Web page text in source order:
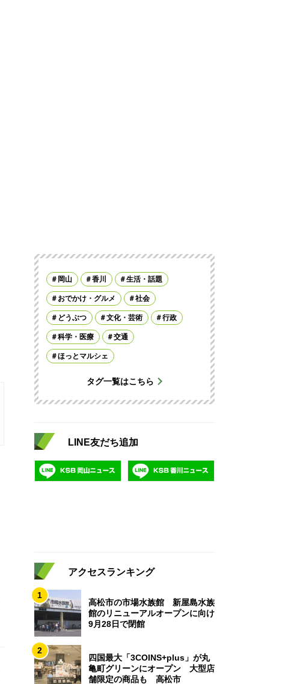
岡山 香川 生活・話題
おでかけ・グルメ 社会
どうぶつ 文化・芸術 行政
科学・医療 交通
ほっとマルシェ
タグ一覧はこちら
LINE友だち追加
アクセスランキング
1
高松市の市場水族館 新屋島水族
館のリニューアルオープンに向け
9月28日で閉館
2
四国最大「3COINS+plus」が丸
亀町グリーンにオープン 大型店
舗限定の商品も 高松市